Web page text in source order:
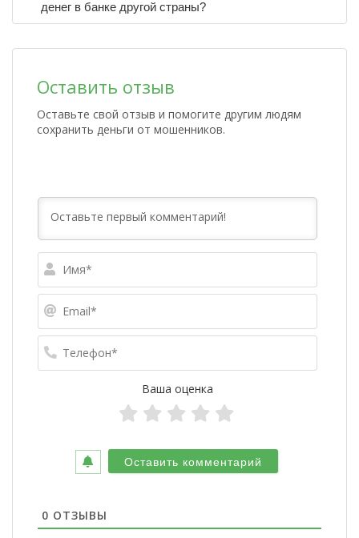
денег в банке другой страны?
Оставить отзыв
Оставьте свой отзыв и помогите другим людям
сохранить деньги от мошенников.
Ваша оценка
0 ОТЗЫВЫ